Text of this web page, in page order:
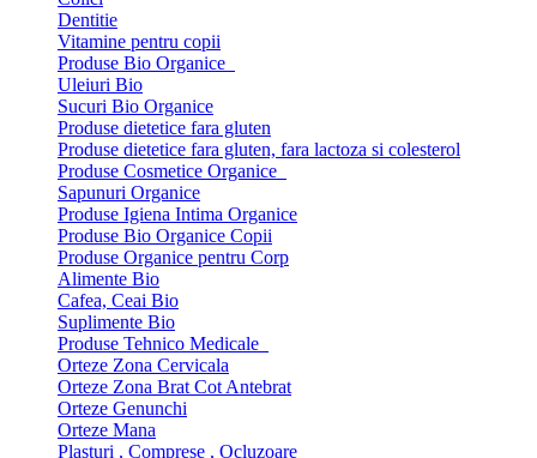
Dentitie
Vitamine pentru copii
Produse Bio Organice
Uleiuri Bio
Sucuri Bio Organice
Produse dietetice fara gluten
Produse dietetice fara gluten, fara lactoza si colesterol
Produse Cosmetice Organice
Sapunuri Organice
Produse Igiena Intima Organice
Produse Bio Organice Copii
Produse Organice pentru Corp
Alimente Bio
Cafea, Ceai Bio
Suplimente Bio
Produse Tehnico Medicale
Orteze Zona Cervicala
Orteze Zona Brat Cot Antebrat
Orteze Genunchi
Orteze Mana
Plasturi , Comprese , Ocluzoare